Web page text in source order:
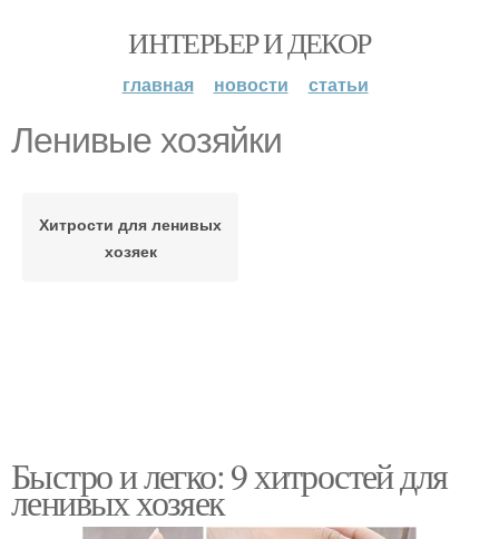
ИНТЕРЬЕР И ДЕКОР
главная новости статьи
Ленивые хозяйки
Хитрости для ленивых
хозяек
Быстро и легко: 9 хитростей для
ленивых хозяек